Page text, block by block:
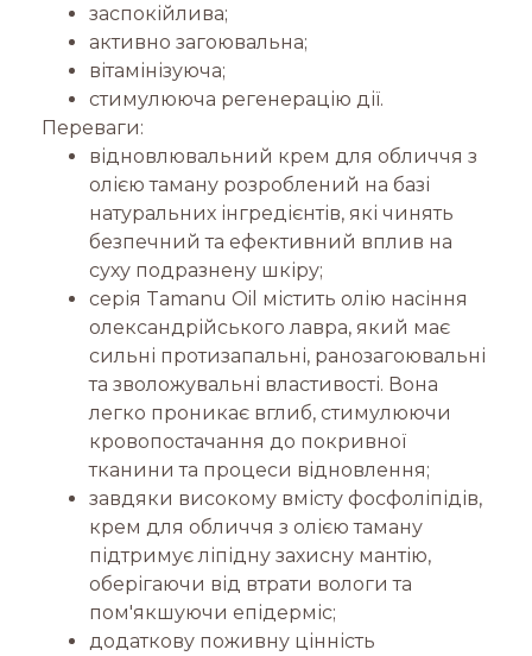
заспокійлива;
активно загоювальна;
вітамінізуюча;
стимулююча регенерацію дії.
Переваги:
відновлювальний крем для обличчя з
олією таману розроблений на базі
натуральних інгредієнтів, які чинять
безпечний та ефективний вплив на
суху подразнену шкіру;
серія Tamanu Oil містить олію насіння
олександрійського лавра, який має
сильні протизапальні, ранозагоювальні
та зволожувальні властивості. Вона
легко проникає вглиб, стимулюючи
кровопостачання до покривної
тканини та процеси відновлення;
завдяки високому вмісту фосфоліпідів,
крем для обличчя з олією таману
підтримує ліпідну захисну мантію,
оберігаючи від втрати вологи та
пом'якшуючи епідерміс;
додаткову поживну цінність